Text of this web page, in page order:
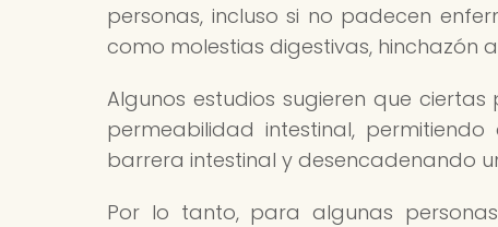
personas, incluso si no padecen
como molestias digestivas, hinchazón
Algunos estudios sugieren que
permeabilidad intestinal,
barrera intestinal y desencadenando
Por lo tanto, para algunas